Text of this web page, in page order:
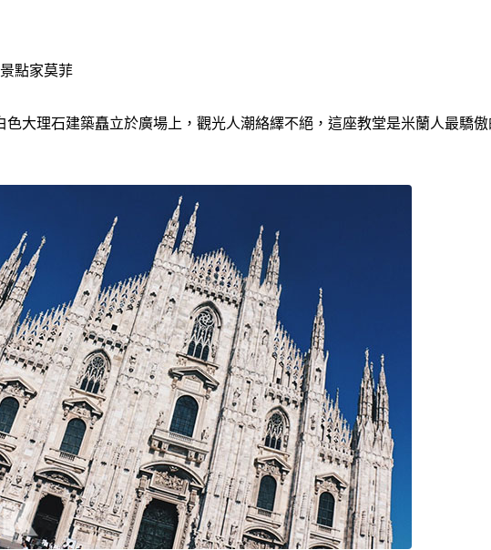
點家莫菲
大理石建築矗立於廣場上，觀光人潮絡繹不絕，這座教堂是米蘭人最驕傲